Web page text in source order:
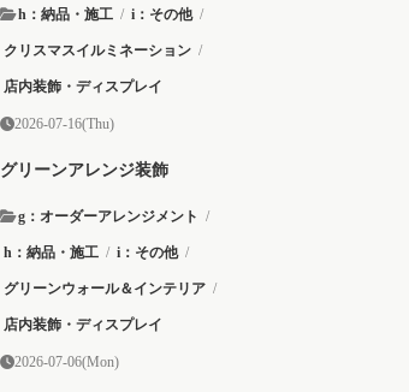
h：納品・施工 / i：その他 /
クリスマスイルミネーション /
店内装飾・ディスプレイ
2026-07-16(Thu)
グリーンアレンジ装飾
g：オーダーアレンジメント /
h：納品・施工 / i：その他 /
グリーンウォール＆インテリア /
店内装飾・ディスプレイ
2026-07-06(Mon)